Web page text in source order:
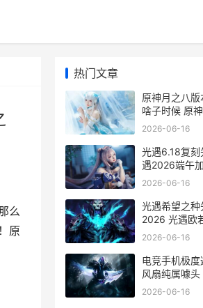
么
原
热门文章
原神月之八
啥子时候 原
前瞻直播时间
2026-06-16
光遇6.18复刻
遇2026端午
说明 光遇复刻
2026-06-16
光遇希望之种
2026 光遇欧
换表 光遇希望
2026-06-16
电竞手机极
风扇纯属噱头
2026-06-16